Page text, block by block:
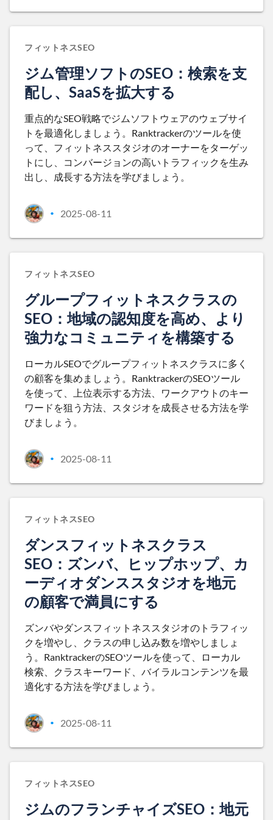
フィットネスSEO
ジム管理ソフトのSEO：検索を支
配し、SaaSを拡大する
重点的なSEO戦略でジムソフトウェアのウェブサイ
トを最適化しましょう。Ranktrackerのツールを使
って、フィットネススタジオのオーナーをターゲッ
トにし、コンバージョンの高いトラフィックを生み
出し、成長する方法を学びましょう。
• 2025-08-11
フィットネスSEO
グループフィットネスクラスの
SEO：地域の認知度を高め、より
強力なコミュニティを構築する
ローカルSEOでグループフィットネスクラスに多く
の顧客を集めましょう。RanktrackerのSEOツール
を使って、上位表示する方法、ワークアウトのキー
ワードを狙う方法、スタジオを成長させる方法を学
びましょう。
• 2025-08-11
フィットネスSEO
ダンスフィットネスクラス
SEO：ズンバ、ヒップホップ、カ
ーディオダンススタジオを地元
の顧客で満員にする
ズンバやダンスフィットネススタジオのトラフィッ
クを増やし、クラスの申し込み数を増やしましょ
う。RanktrackerのSEOツールを使って、ローカル
検索、クラスキーワード、バイラルコンテンツを最
適化する方法を学びましょう。
• 2025-08-11
フィットネスSEO
ジムのフランチャイズSEO：地元